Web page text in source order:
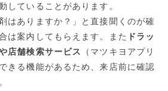
していることがあります。
はありますか？」と直接聞くのが確
は案内してもらえます。また ドラッ
店舗検索サービス
（マツキヨアプリ
きる機能があるため、来店前に確認